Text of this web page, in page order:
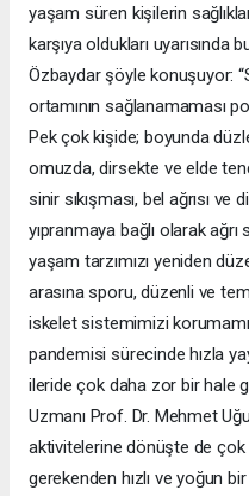
yaşam süren kişilerin
karşıya oldukları uyarısında
Özbaydar şöyle konuşuyor:
ortamının sağlanamaması
Pek çok kişide; boyunda
omuzda, dirsekte ve elde
sinir sıkışması, bel ağrısı ve
yıpranmaya bağlı olarak
yaşam tarzımızı yeniden
arasına sporu, düzenli ve
iskelet sistemimizi
pandemisi sürecinde hızla
ileride çok daha zor bir hale
Uzmanı Prof. Dr. Mehmet
aktivitelerine dönüşte de çok
gerekenden hızlı ve yoğun